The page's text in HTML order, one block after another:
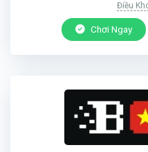
Điều
Chơi Ngay